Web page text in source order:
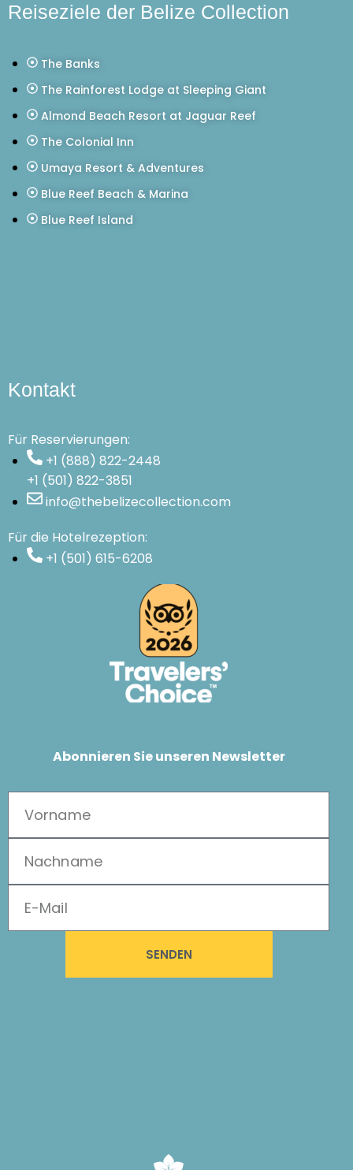
Reiseziele der Belize Collection
The Banks
The Rainforest Lodge at Sleeping Giant
Almond Beach Resort at Jaguar Reef
The Colonial Inn
Umaya Resort & Adventures
Blue Reef Beach & Marina
Blue Reef Island
Kontakt
Für Reservierungen:
+1 (888) 822-2448
+1 (501) 822-3851
info@thebelizecollection.com
Für die Hotelrezeption:
+1 (501) 615-6208
Abonnieren Sie unseren Newsletter
SENDEN